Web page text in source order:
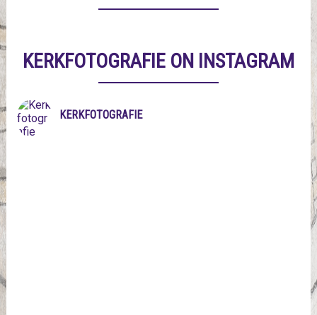
KERKFOTOGRAFIE ON INSTAGRAM
KERKFOTOGRAFIE